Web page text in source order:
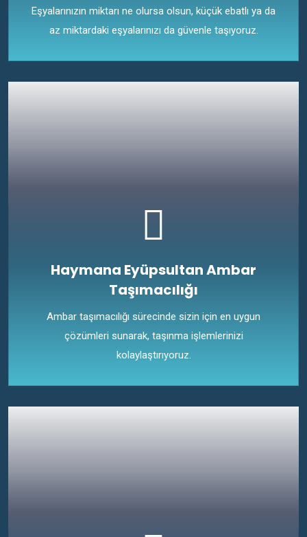
Eşyalarınızın miktarı ne olursa olsun, küçük ebatlı ya da
az miktardaki eşyalarınızı da güvenle taşıyoruz.
Haymana Eyüpsultan Ambar
Taşımacılığı
Ambar taşımacılığı sürecinde sizin için en uygun
çözümleri sunarak, taşınma işlemlerinizi
kolaylaştırıyoruz.